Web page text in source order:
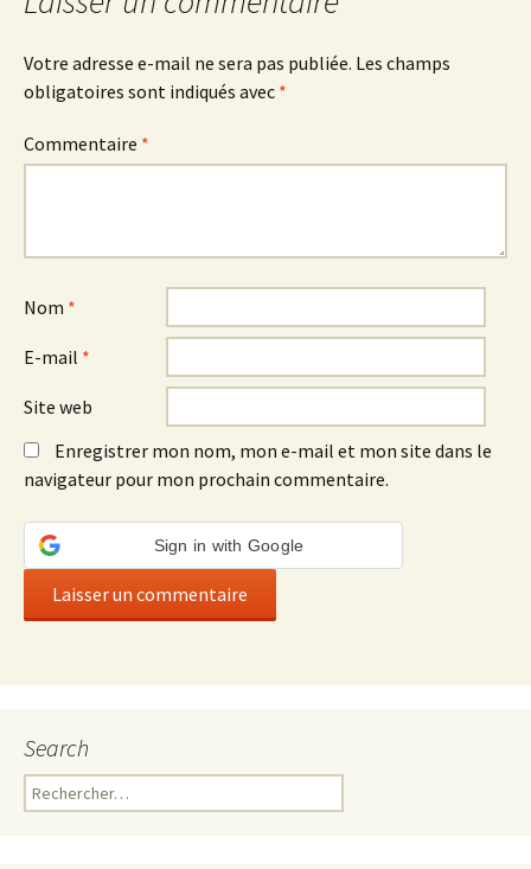
Votre adresse e-mail ne sera pas publiée. Les champs
obligatoires sont indiqués avec *
Commentaire *
Nom *
E-mail *
Site web
Enregistrer mon nom, mon e-mail et mon site dans le
navigateur pour mon prochain commentaire.
Sign in with Google
Search
Rechercher :